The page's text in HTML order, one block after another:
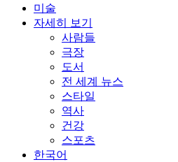
미술
자세히 보기
사람들
극장
도서
전 세계 뉴스
스타일
역사
건강
스포츠
한국어